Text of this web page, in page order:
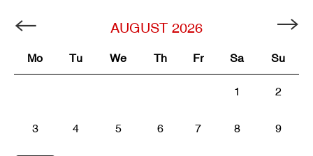
AUGUST 2026
Mo Tu We Th Fr Sa Su
1 2
3 4 5 6 7 8 9